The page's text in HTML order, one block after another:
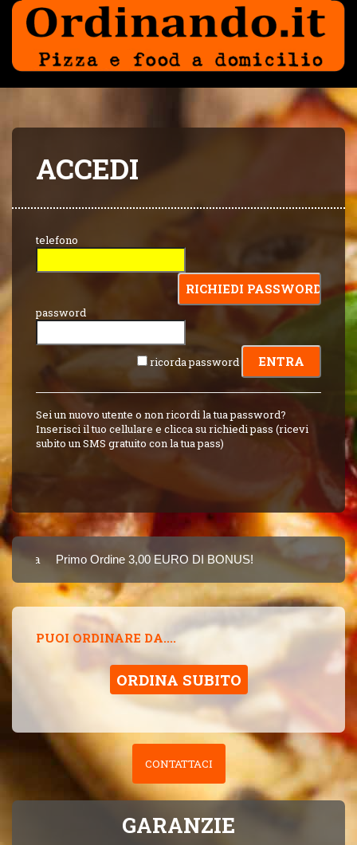
ACCEDI
telefono
password
ricorda password
Sei un nuovo utente o non ricordi la tua password?
Inserisci il tuo cellulare e clicca su richiedi pass (ricevi
subito un SMS gratuito con la tua pass)
Primo Ordine 3,00 EURO DI BONUS!
8 PUNTI 3,00
PUOI ORDINARE DA....
ORDINA SUBITO
CONTATTACI
GARANZIE